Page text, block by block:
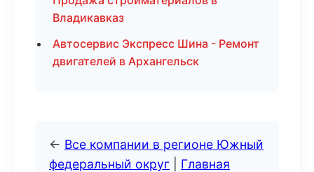
Владикавказ
Автосервис Экспресс Шина - Ремонт
двигателей в Архангельск
← Все компании в регионе Южный
федеральный округ
Главная